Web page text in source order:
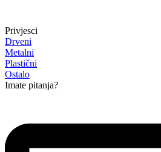
Privjesci
Drveni
Metalni
Plastični
Ostalo
Imate pitanja?